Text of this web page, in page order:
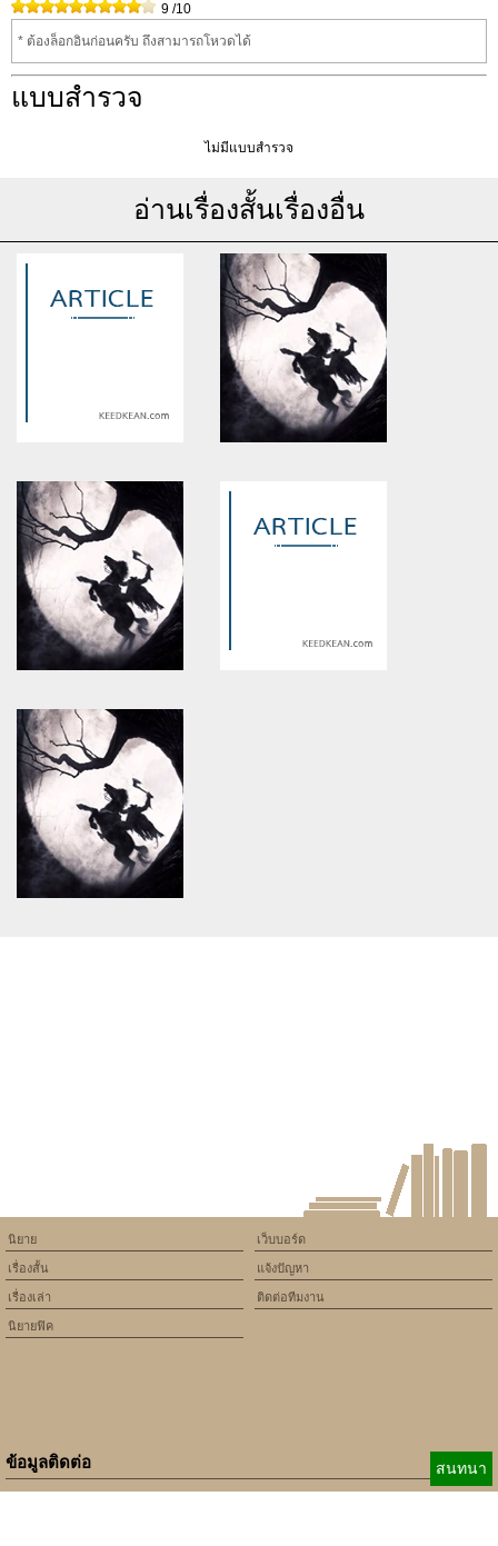
9 /10
* ต้องล็อกอินก่อนครับ ถึงสามารถโหวดได้
แบบสำรวจ
ไม่มีแบบสำรวจ
อ่านเรื่องสั้นเรื่องอื่น
Warning: Use of undefined
constant article_topic -
assumed 'article_topic' (this
will throw an Error in a future
version of PHP) in
/home/keedkean/domains/keedkean.com/public_html/include/article/
on line534
A Fresh Take on Interactive
Entertainment Platforms
assumed 'article_topic' (this
will throw an Error in a future
盒 Tokyo Mohoo 深度評測與口
Warning: Use of undefined
constant article_topic -
assumed 'article_topic' (this
will throw an Error in a future
version of PHP) in
/home/keedkean/domains/keedkean.com/public_html/include/article/
on line534
IQOS二回機缺點與評價｜二次
加熱主機值得買嗎？用戶真實
回饋
เว็บบอร์ด
แจ้งปัญหา
ติดต่อทีมงาน
นิยาย
เรื่องสั้น
เรื่องเล่า
นิยายฟิค
ข้อมูลติดต่อ สนทนา